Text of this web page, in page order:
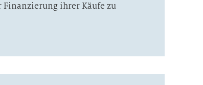
ihrer Käufe zu